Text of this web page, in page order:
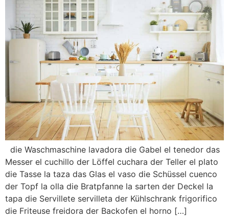
die Waschmaschine lavadora die Gabel el tenedor das
Messer el cuchillo der Löffel cuchara der Teller el plato
die Tasse la taza das Glas el vaso die Schüssel cuenco
der Topf la olla die Bratpfanne la sarten der Deckel la
tapa die Servillete servilleta der Kühlschrank frigorifico
die Friteuse freidora der Backofen el horno […]